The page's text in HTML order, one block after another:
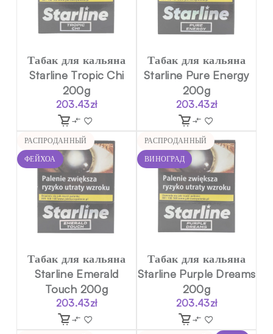
Табак для кальяна
Starline Tropic Chi
200g
203.43zł
Табак для кальяна
Starline Pure Energy
200g
203.43zł
РАСПРОДАННЫЙ
ФЕЙХОА
Табак для кальяна
Starline Emerald
Touch 200g
203.43zł
РАСПРОДАННЫЙ
ВИНОГРАД
Табак для кальяна
Starline Purple Dreams
200g
203.43zł